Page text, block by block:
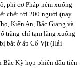
phi cơ Pháp ném xuống
chết tới 200 người (nay
Kiến An, Bắc Giang và
trắng chỉ tạm lắng xuống
bắt ở ấp Cổ Vịt (Hải
Kỳ họp phiên đầu tiên